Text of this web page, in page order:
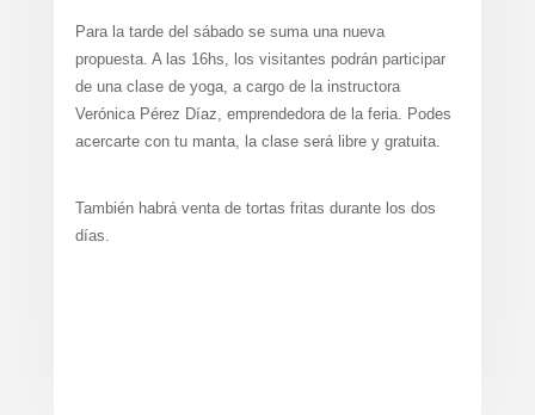
Para la tarde del sábado se suma una nueva
propuesta. A las 16hs, los visitantes podrán participar
de una clase de yoga, a cargo de la instructora
Verónica Pérez Díaz, emprendedora de la feria. Podes
acercarte con tu manta, la clase será libre y gratuita.
También habrá venta de tortas fritas durante los dos
días.